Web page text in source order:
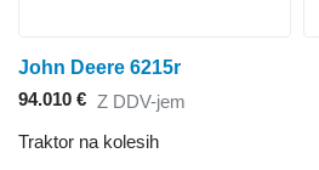
John Deere 6215r
94.010 € Z DDV-jem
Traktor na kolesih